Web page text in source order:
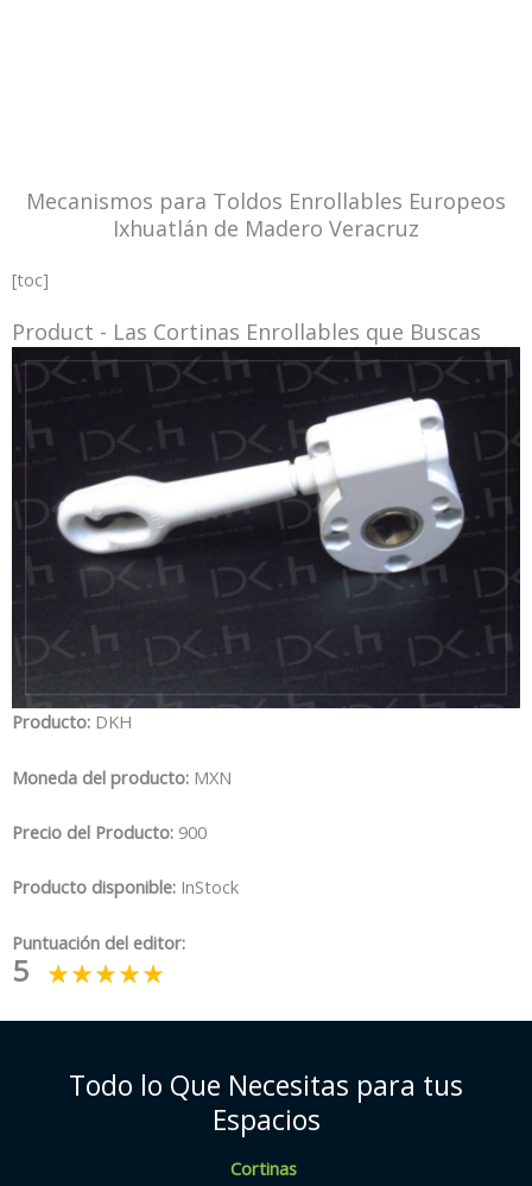
Mecanismos para Toldos Enrollables Europeos
Ixhuatlán de Madero Veracruz
[toc]
Product - Las Cortinas Enrollables que Buscas
Producto: DKH
Moneda del producto: MXN
Precio del Producto: 900
Producto disponible: InStock
Puntuación del editor:
5
Todo lo Que Necesitas para tus
Espacios
Cortinas